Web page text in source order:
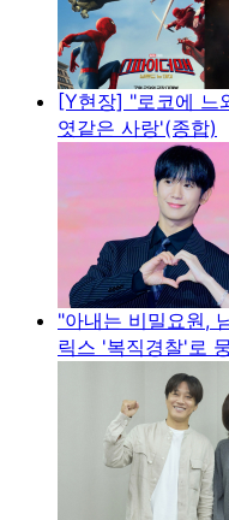
[Y현장] "로코에 느
엿같은 사랑'(종합)
"아내는 비밀요원,
릭스 '복직경찰'로